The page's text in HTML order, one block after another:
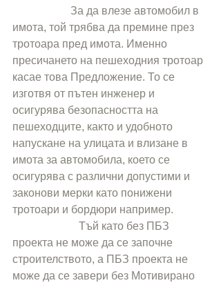
имота, той трябва да премине през
тротоара пред имота. Именно
пресичането на пешеходния тротоар
касае това Предложение. То се
изготвя от пътен инженер и
осигурява безопасността на
пешеходците, както и удобното
напускане на улицата и влизане в
имота за автомобила, което се
осигурява с различни допустими и
законови мерки като понижени
тротоари и бордюри например.
проекта не може да се започне
строителството, а ПБЗ проекта не
може да се завери без Мотивирано